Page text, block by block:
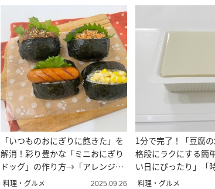
「いつものおにぎりに飽きた」を
解消！彩り豊かな「ミニおにぎり
ドッグ」の作り方→「アレンジも
自由自在」
料理・グルメ 2025.09.26
1分で完了！「豆腐
格段にラクにする簡
い日にぴったり」「
料理・グルメ